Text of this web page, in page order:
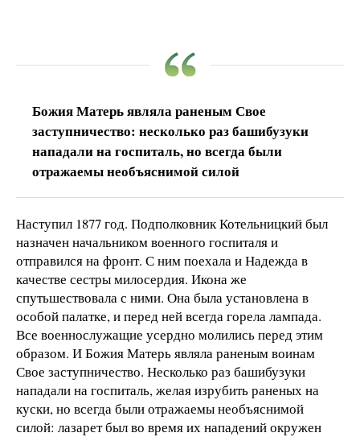
Божия Матерь являла раненым Свое
заступничество: несколько раз башибузуки
нападали на госпиталь, но всегда были
отражаемы необъяснимой силой
Наступил 1877 год. Подполковник Котельницкий был
назначен начальником военного госпиталя и
отправился на фронт. С ним поехала и Надежда в
качестве сестры милосердия. Икона же
спутьшествовала с ними. Она была установлена в
особой палатке, и перед ней всегда горела лампада.
Все военнослужащие усердно молились перед этим
образом. И Божия Матерь являла раненым воинам
Свое заступничество. Несколько раз башибузуки
нападали на госпиталь, желая изрубить раненых на
куски, но всегда были отражаемы необъяснимой
силой: лазарет был во время их нападений окружен